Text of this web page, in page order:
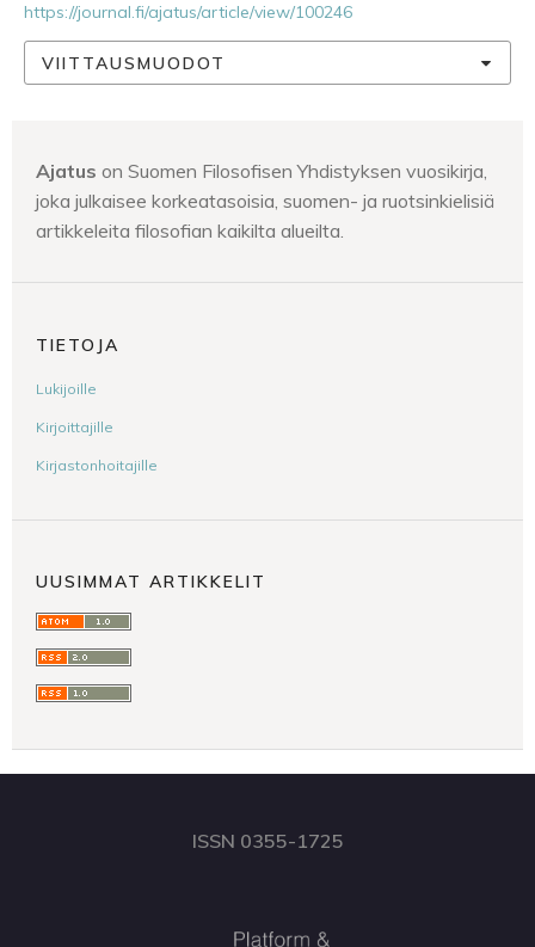
https://journal.fi/ajatus/article/view/100246
VIITTAUSMUODOT
Ajatus on Suomen Filosofisen Yhdistyksen vuosikirja,
joka julkaisee korkeatasoisia, suomen- ja ruotsinkielisiä
artikkeleita filosofian kaikilta alueilta.
TIETOJA
Lukijoille
Kirjoittajille
Kirjastonhoitajille
UUSIMMAT ARTIKKELIT
ISSN 0355-1725